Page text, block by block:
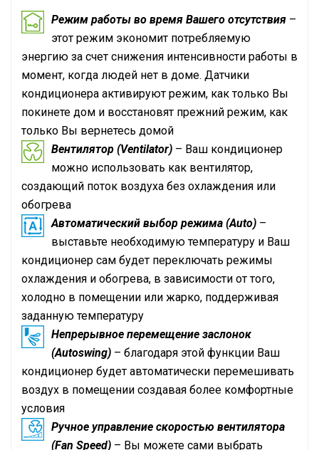
Режим работы во время Вашего отсутствия –
этот режим экономит потребляемую
энергию за счет снижения интенсивности работы в
момент, когда людей нет в доме. Датчики
кондиционера активируют режим, как только Вы
покинете дом и восстановят прежний режим, как
только Вы вернетесь домой
Вентилятор (Ventilator) – Ваш кондиционер
можно использовать как вентилятор,
создающий поток воздуха без охлаждения или
обогрева
Автоматический выбор режима (Auto) –
выставьте необходимую температуру и Ваш
кондиционер сам будет переключать режимы
охлаждения и обогрева, в зависимости от того,
холодно в помещении или жарко, поддерживая
заданную температуру
Непрерывное перемещение заслонок
(Autoswing) – благодаря этой функции Ваш
кондиционер будет автоматически перемешивать
воздух в помещении создавая более комфортные
условия
Ручное управление скоростью вентилятора
(Fan Speed) – Вы можете сами выбрать